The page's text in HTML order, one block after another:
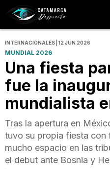
INTERNACIONALES | 12 JUN 2026
MUNDIAL 2026
Una fiesta
fue la
mundialista
Tras la apertura en
tuvo su propia fiesta con
mucho espacio en las
el debut ante Bosnia y